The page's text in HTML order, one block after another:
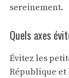
sereinement.
Quels axes
Évitez les
République et